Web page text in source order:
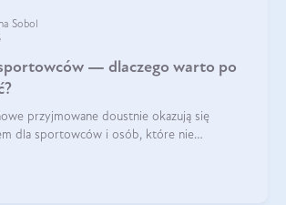
Sobol
— dlaczego warto po
przyjmowane doustnie okazują się
dla sportowców i osób, które nie